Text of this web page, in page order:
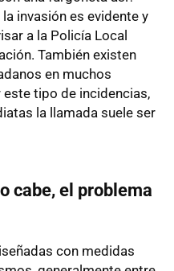
invasión es evidente y
a la Policía Local
También existen
en muchos
tipo de incidencias,
la llamada suele ser
cabe, el problema
con medidas